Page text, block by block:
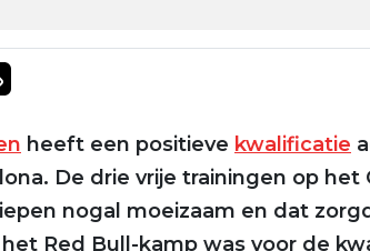
Twitter
via Mail
Delen via link
heeft een positieve kwalificatie
De drie vrije trainingen op
nogal moeizaam en dat
Red Bull-kamp was voor de